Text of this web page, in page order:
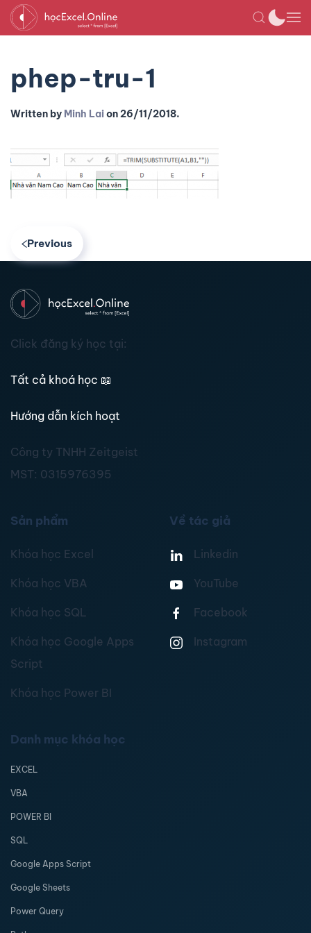
phep-tru-1
Written by Minh Laion26/11/2018.
Previous
Click đăng ký học tại:
Tất cả khoá học 📖
Hướng dẫn kích hoạt
Công ty TNHH Zeitgeist
MST: 0315976395
Sản phẩm
Khóa học Excel
Khóa học VBA
Khóa học SQL
Khóa học Google Apps
Script
Khóa học Power BI
Về tác giả
Linkedin
YouTube
Facebook
Instagram
Danh mục khóa học
EXCEL
VBA
POWER BI
SQL
Google Apps Script
Google Sheets
Power Query